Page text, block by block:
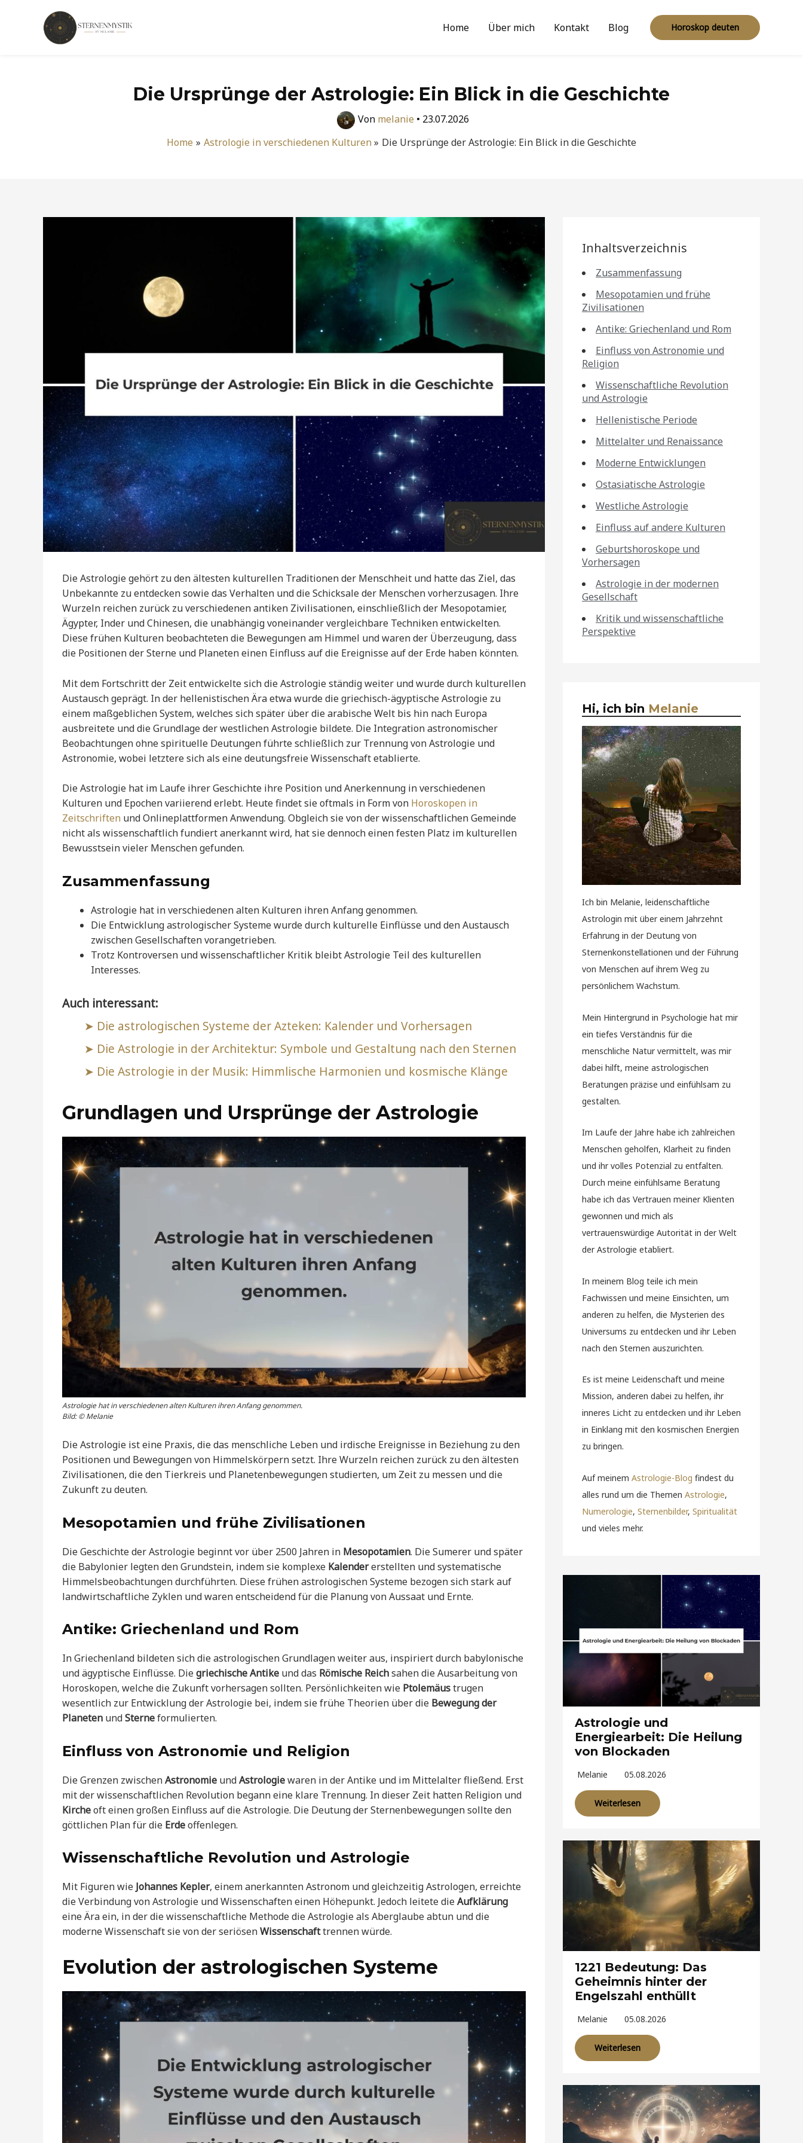
Home Über mich Kontakt Blog Horoskop deuten
Die Ursprünge der Astrologie: Ein Blick in die Geschichte
Von melanie • 23.07.2026
Home
Astrologie in verschiedenen Kulturen Die Ursprünge der Astrologie: Ein Blick in die Geschichte
Die Astrologie gehört zu den ältesten kulturellen Traditionen der Menschheit und hatte das Ziel, das
Unbekannte zu entdecken sowie das Verhalten und die Schicksale der Menschen vorherzusagen. Ihre
Wurzeln reichen zurück zu verschiedenen antiken Zivilisationen, einschließlich der Mesopotamier,
Ägypter, Inder und Chinesen, die unabhängig voneinander vergleichbare Techniken entwickelten.
Diese frühen Kulturen beobachteten die Bewegungen am Himmel und waren der Überzeugung, dass
die Positionen der Sterne und Planeten einen Einfluss auf die Ereignisse auf der Erde haben könnten.
Mit dem Fortschritt der Zeit entwickelte sich die Astrologie ständig weiter und wurde durch kulturellen
Austausch geprägt. In der hellenistischen Ära etwa wurde die griechisch-ägyptische Astrologie zu
einem maßgeblichen System, welches sich später über die arabische Welt bis hin nach Europa
ausbreitete und die Grundlage der westlichen Astrologie bildete. Die Integration astronomischer
Beobachtungen ohne spirituelle Deutungen führte schließlich zur Trennung von Astrologie und
Astronomie, wobei letztere sich als eine deutungsfreie Wissenschaft etablierte.
Die Astrologie hat im Laufe ihrer Geschichte ihre Position und Anerkennung in verschiedenen
Kulturen und Epochen variierend erlebt. Heute findet sie oftmals in Form von Horoskopen in
Zeitschriften und Onlineplattformen Anwendung. Obgleich sie von der wissenschaftlichen Gemeinde
nicht als wissenschaftlich fundiert anerkannt wird, hat sie dennoch einen festen Platz im kulturellen
Bewusstsein vieler Menschen gefunden.
Zusammenfassung
Astrologie hat in verschiedenen alten Kulturen ihren Anfang genommen.
Die Entwicklung astrologischer Systeme wurde durch kulturelle Einflüsse und den Austausch
zwischen Gesellschaften vorangetrieben.
Trotz Kontroversen und wissenschaftlicher Kritik bleibt Astrologie Teil des kulturellen
Interesses.
Auch interessant:
Die astrologischen Systeme der Azteken: Kalender und Vorhersagen
Die Astrologie in der Architektur: Symbole und Gestaltung nach den Sternen
Die Astrologie in der Musik: Himmlische Harmonien und kosmische Klänge
Grundlagen und Ursprünge der Astrologie
Astrologie hat in verschiedenen alten Kulturen ihren Anfang genommen.
Bild: © Melanie
Die Astrologie ist eine Praxis, die das menschliche Leben und irdische Ereignisse in Beziehung zu den
Positionen und Bewegungen von Himmelskörpern setzt. Ihre Wurzeln reichen zurück zu den ältesten
Zivilisationen, die den Tierkreis und Planetenbewegungen studierten, um Zeit zu messen und die
Zukunft zu deuten.
Mesopotamien und frühe Zivilisationen
Die Geschichte der Astrologie beginnt vor über 2500 Jahren in Mesopotamien. Die Sumerer und später
die Babylonier legten den Grundstein, indem sie komplexe Kalendererstellten und systematische
Himmelsbeobachtungen durchführten. Diese frühen astrologischen Systeme bezogen sich stark auf
landwirtschaftliche Zyklen und waren entscheidend für die Planung von Aussaat und Ernte.
Antike: Griechenland und Rom
In Griechenland bildeten sich die astrologischen Grundlagen weiter aus, inspiriert durch babylonische
und ägyptische Einflüsse. Diegriechische Antike und das Römische Reichsahen die Ausarbeitung von
Horoskopen, welche die Zukunft vorhersagen sollten. Persönlichkeiten wie Ptolemäustrugen
wesentlich zur Entwicklung der Astrologie bei, indem sie frühe Theorien über die Bewegung der
Planeten undSterneformulierten.
Einfluss von Astronomie und Religion
Die Grenzen zwischenAstronomie undAstrologiewaren in der Antike und im Mittelalter fließend. Erst
mit der wissenschaftlichen Revolution begann eine klare Trennung. In dieser Zeit hatten Religion und
Kircheoft einen großen Einfluss auf die Astrologie. Die Deutung der Sternenbewegungen sollte den
göttlichen Plan für die Erdeoffenlegen.
Wissenschaftliche Revolution und Astrologie
Mit Figuren wie Johannes Kepler, einem anerkannten Astronom und gleichzeitig Astrologen, erreichte
die Verbindung von Astrologie und Wissenschaften einen Höhepunkt. Jedoch leitete dieAufklärung
eine Ära ein, in der die wissenschaftliche Methode die Astrologie als Aberglaube abtun und die
moderne Wissenschaft sie von der seriösenWissenschafttrennen würde.
Evolution der astrologischen Systeme
Inhaltsverzeichnis
Zusammenfassung
Mesopotamien und frühe
Zivilisationen
Antike: Griechenland und Rom
Einfluss von Astronomie und
Religion
Wissenschaftliche Revolution
und Astrologie
Hellenistische Periode
Mittelalter und Renaissance
Moderne Entwicklungen
Ostasiatische Astrologie
Westliche Astrologie
Einfluss auf andere Kulturen
Geburtshoroskope und
Vorhersagen
Astrologie in der modernen
Gesellschaft
Kritik und wissenschaftliche
Perspektive
Hi, ich bin Melanie
Ich bin Melanie, leidenschaftliche
Astrologin mit über einem Jahrzehnt
Erfahrung in der Deutung von
Sternenkonstellationen und der Führung
von Menschen auf ihrem Weg zu
persönlichem Wachstum.
Mein Hintergrund in Psychologie hat mir
ein tiefes Verständnis für die
menschliche Natur vermittelt, was mir
dabei hilft, meine astrologischen
Beratungen präzise und einfühlsam zu
gestalten.
Im Laufe der Jahre habe ich zahlreichen
Menschen geholfen, Klarheit zu finden
und ihr volles Potenzial zu entfalten.
Durch meine einfühlsame Beratung
habe ich das Vertrauen meiner Klienten
gewonnen und mich als
vertrauenswürdige Autorität in der Welt
der Astrologie etabliert.
In meinem Blog teile ich mein
Fachwissen und meine Einsichten, um
anderen zu helfen, die Mysterien des
Universums zu entdecken und ihr Leben
nach den Sternen auszurichten.
Es ist meine Leidenschaft und meine
Mission, anderen dabei zu helfen, ihr
inneres Licht zu entdecken und ihr Leben
in Einklang mit den kosmischen Energien
zu bringen.
Auf meinem Astrologie-Blog findest du
alles rund um die Themen Astrologie,
Numerologie, Sternenbilder, Spiritualität
und vieles mehr.
Astrologie und
Energiearbeit: Die Heilung
von Blockaden
Melanie 05.08.2026
Weiterlesen
1221 Bedeutung: Das
Geheimnis hinter der
Engelszahl enthüllt
Melanie 05.08.2026
Weiterlesen